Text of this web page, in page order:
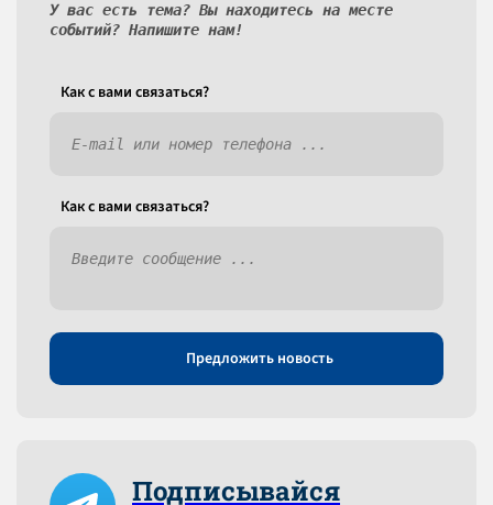
У вас есть тема? Вы находитесь на месте
событий? Напишите нам!
Как c вами связаться?
Как c вами связаться?
Предложить новость
Подписывайся